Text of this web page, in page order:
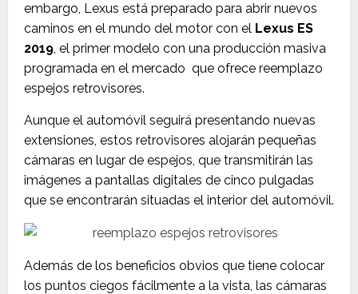
embargo, Lexus está preparado para abrir nuevos
caminos en el mundo del motor con el Lexus ES
2019, el primer modelo con una producción masiva
programada en el mercado que ofrece reemplazo
espejos retrovisores.
Aunque el automóvil seguirá presentando nuevas
extensiones, estos retrovisores alojarán pequeñas
cámaras en lugar de espejos, que transmitirán las
imágenes a pantallas digitales de cinco pulgadas
que se encontrarán situadas el interior del automóvil.
Además de los beneficios obvios que tiene colocar
los puntos ciegos fácilmente a la vista, las cámaras